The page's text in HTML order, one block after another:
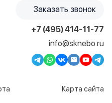
Заказать звонок
+7 (495) 414-11-77
info@sknebo.ru
Карта сайта